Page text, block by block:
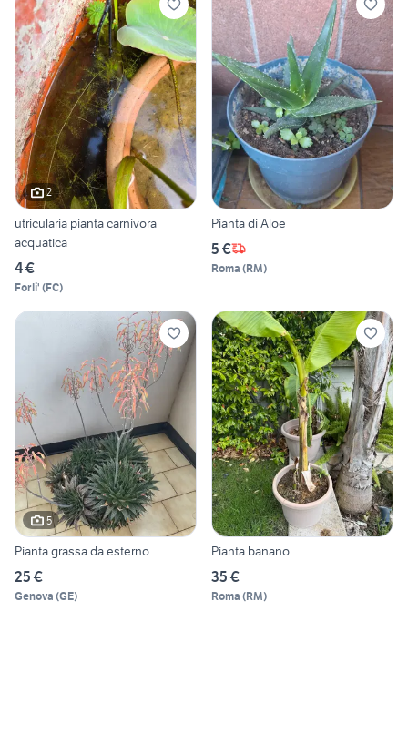
2
utricularia pianta carnivora
acquatica
4 €
Forli' (FC)
Pianta di Aloe
5 €
Roma (RM)
5
Pianta grassa da esterno
25 €
Genova (GE)
Pianta banano
35 €
Roma (RM)